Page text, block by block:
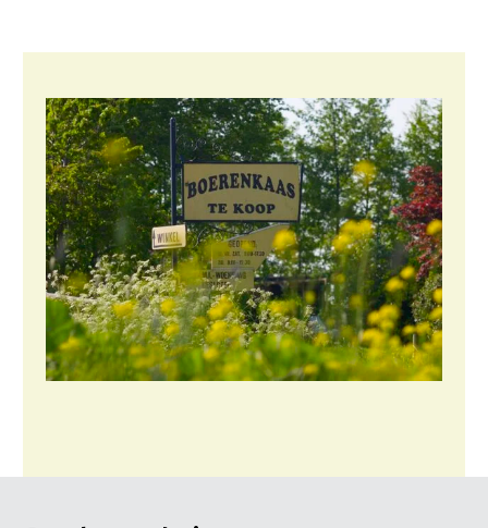
Melkveehouderij
Paardenhouderij
Pluimveehouderij
Schapenhouderij
Varkenshouderij
Vleesveehouderij
Plant
Akkerbouw